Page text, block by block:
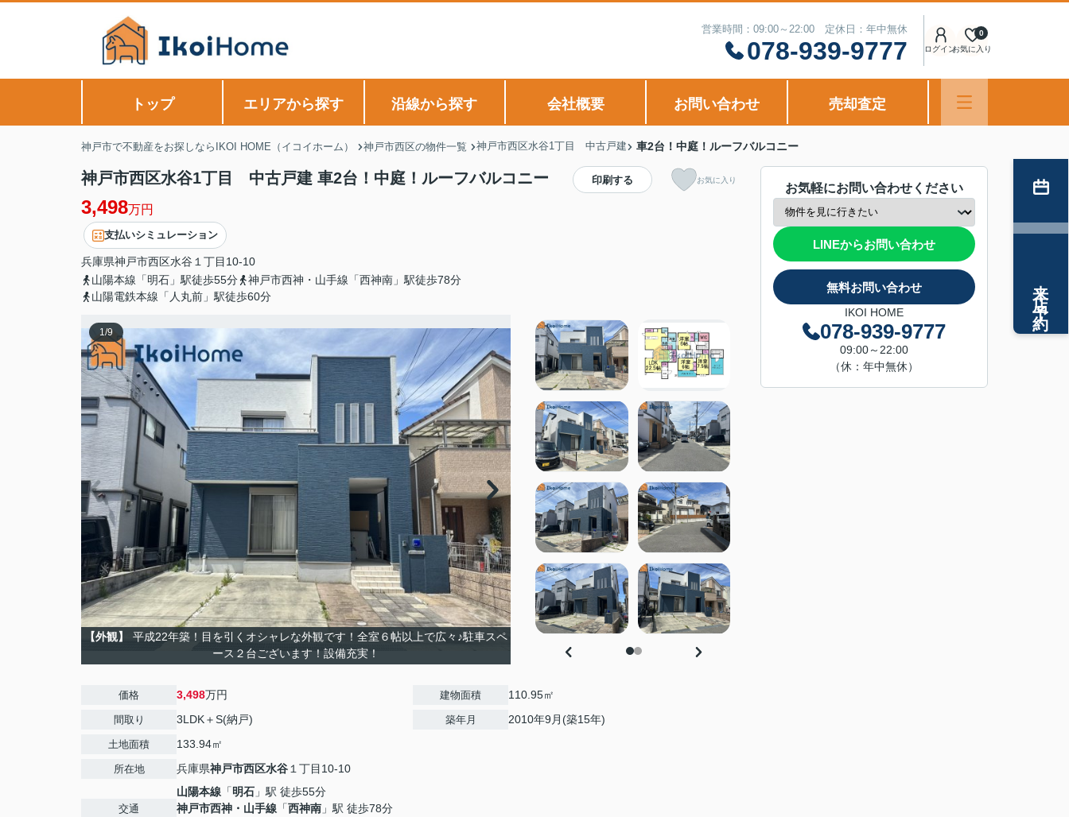
営業時間：09:00～22:00 定休日：年中無休
078-939-9777 ログインお気に入り
0
トップ エリアから探す 沿線から探す 会社概要 お問い合わせ 売却査定
神戸市で不動産をお探しならIKOI HOME（イコイホーム） 神戸市西区の物件一覧 神戸市西区水谷1丁目 中古戸建 車2台！中庭！ルーフバルコニー
神戸市西区水谷1丁目 中古戸建 車2台！中庭！ルーフバルコニー
3,498万円
支払いシミュレーション
兵庫県神戸市西区水谷 １丁目10-10
山陽本線「明石」駅徒歩55分
神戸市西神・山手線「西神南」駅徒歩78分
山陽電鉄本線「人丸前」駅徒歩60分
印刷する お気に入り
1/9
【外観】
平成22年築！目を引くオシャレな外観です！全室６帖以上で広々♪駐車スペ
ース２台ございます！設備充実！
価格 3,498万円
間取り 3LDK＋S(納戸)
土地面積 133.94㎡
所在地 兵庫県神戸市西区水谷 １丁目10-10
交通
山陽本線 「明石 」駅 徒歩55分
神戸市西神・山手線 「西神南 」駅 徒歩78分
建物面積 110.95㎡
築年月 2010年9月(築15年)
お気軽にお問い合わせください
LINEからお問い合わせ
無料お問い合わせ
IKOI HOME
078-939-9777
09:00～22:00
（休：年中無休）
来店予約